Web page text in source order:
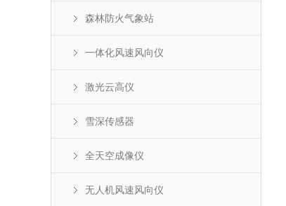
森林防火气象站
一体化风速风向仪
激光云高仪
雪深传感器
全天空成像仪
无人机风速风向仪